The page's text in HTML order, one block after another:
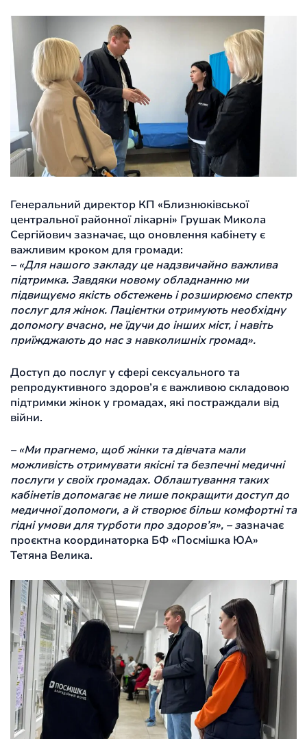
Генеральний директор КП «Близнюківської
центральної районної лікарні» Грушак Микола
Сергійович зазначає, що оновлення кабінету є
важливим кроком для громади:
– «Для нашого закладу це надзвичайно важлива
підтримка. Завдяки новому обладнанню ми
підвищуємо якість обстежень і розширюємо спектр
послуг для жінок. Пацієнтки отримують необхідну
допомогу вчасно, не їдучи до інших міст, і навіть
приїжджають до нас з навколишніх громад».
Доступ до послуг у сфері сексуального та
репродуктивного здоров’я є важливою складовою
підтримки жінок у громадах, які постраждали від
війни.
– «Ми прагнемо, щоб жінки та дівчата мали
можливість отримувати якісні та безпечні медичні
послуги у своїх громадах. Облаштування таких
кабінетів допомагає не лише покращити доступ до
медичної допомоги, а й створює більш комфортні та
гідні умови для турботи про здоров’я», – зазначає
проєктна координаторка БФ «Посмішка ЮА»
Тетяна Велика.